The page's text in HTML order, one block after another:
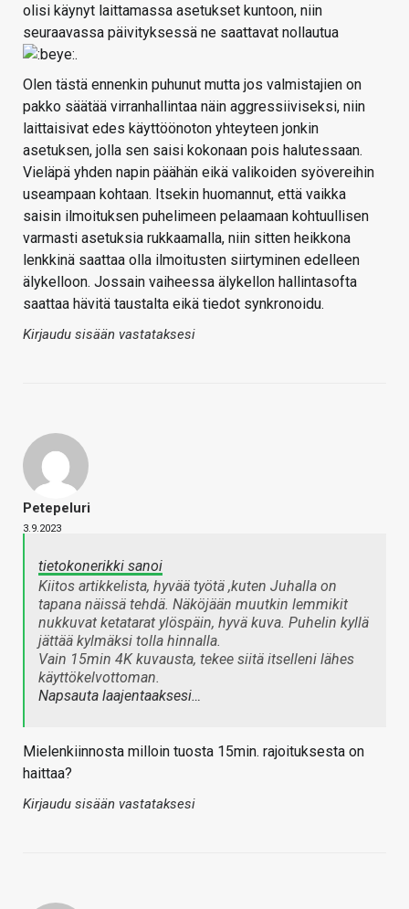
olisi käynyt laittamassa asetukset kuntoon, niin
seuraavassa päivityksessä ne saattavat nollautua
.
Olen tästä ennenkin puhunut mutta jos valmistajien on
pakko säätää virranhallintaa näin aggressiiviseksi, niin
laittaisivat edes käyttöönoton yhteyteen jonkin
asetuksen, jolla sen saisi kokonaan pois halutessaan.
Vieläpä yhden napin päähän eikä valikoiden syövereihin
useampaan kohtaan. Itsekin huomannut, että vaikka
saisin ilmoituksen puhelimeen pelaamaan kohtuullisen
varmasti asetuksia rukkaamalla, niin sitten heikkona
lenkkinä saattaa olla ilmoitusten siirtyminen edelleen
älykelloon. Jossain vaiheessa älykellon hallintasofta
saattaa hävitä taustalta eikä tiedot synkronoidu.
Kirjaudu sisään vastataksesi
Petepeluri
3.9.2023
tietokonerikki sanoi
Kiitos artikkelista, hyvää työtä ,kuten Juhalla on
tapana näissä tehdä. Näköjään muutkin lemmikit
nukkuvat ketatarat ylöspäin, hyvä kuva. Puhelin kyllä
jättää kylmäksi tolla hinnalla.
Vain 15min 4K kuvausta, tekee siitä itselleni lähes
käyttökelvottoman.
Napsauta laajentaaksesi…
Mielenkiinnosta milloin tuosta 15min. rajoituksesta on
haittaa?
Kirjaudu sisään vastataksesi